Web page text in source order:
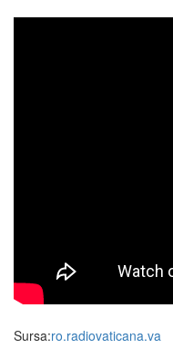
Sursa:ro.radiovaticana.va